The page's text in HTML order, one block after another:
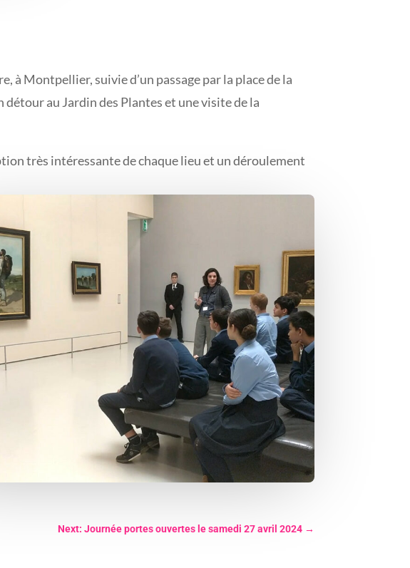
à Montpellier, suivie d’un passage par la place de la
au Jardin des Plantes et une visite de la
très intéressante de chaque lieu et un déroulement
Next: Journée portes ouvertes le samedi 27 avril 2024→